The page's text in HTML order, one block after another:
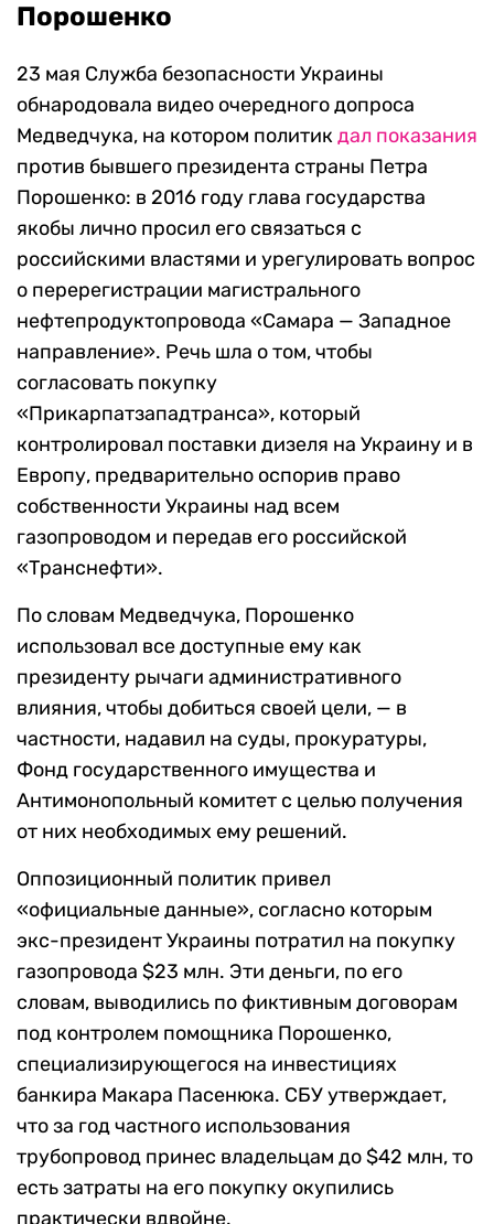
Порошенко
23 мая Служба безопасности Украины
обнародовала видео очередного допроса
Медведчука, на котором политикдал показания
против бывшего президента страны Петра
Порошенко: в 2016 году глава государства
якобы лично просил его связаться с
российскими властями и урегулировать вопрос
о перерегистрации магистрального
нефтепродуктопровода «Самара — Западное
направление». Речь шла о том, чтобы
согласовать покупку
«Прикарпатзападтранса», который
контролировал поставки дизеля на Украину и в
Европу, предварительно оспорив право
собственности Украины над всем
газопроводом и передав его российской
«Транснефти».
По словам Медведчука, Порошенко
использовал все доступные ему как
президенту рычаги административного
влияния, чтобы добиться своей цели, — в
частности, надавил на суды, прокуратуры,
Фонд государственного имущества и
Антимонопольный комитет с целью получения
от них необходимых ему решений.
Оппозиционный политик привел
«официальные данные», согласно которым
экс-президент Украины потратил на покупку
газопровода $23 млн. Эти деньги, по его
словам, выводились по фиктивным договорам
под контролем помощника Порошенко,
специализирующегося на инвестициях
банкира Макара Пасенюка. СБУ утверждает,
что за год частного использования
трубопровод принес владельцам до $42 млн, то
есть затраты на его покупку окупились
практически вдвойне.